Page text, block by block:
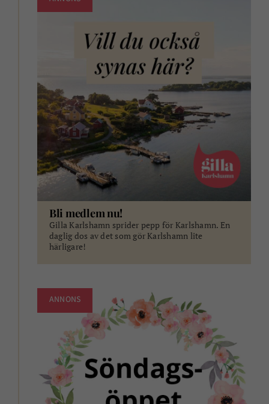
Bli medlem nu!
Gilla Karlshamn sprider pepp för Karlshamn. En
daglig dos av det som gör Karlshamn lite
härligare!
ANNONS